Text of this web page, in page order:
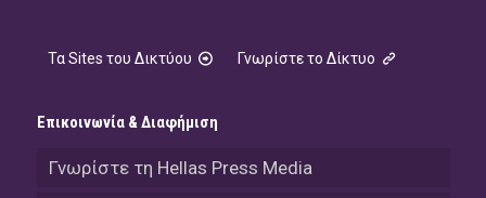
Τα Sites του Δικτύου Γνωρίστε το Δίκτυο
Επικοινωνία & Διαφήμιση
Γνωρίστε τη Hellas Press Media